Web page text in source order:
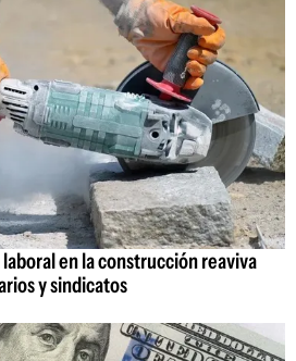
en la construcción reaviva
y sindicatos